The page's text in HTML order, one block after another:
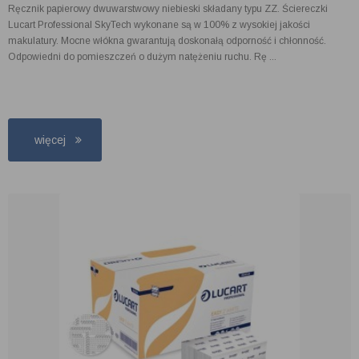
Ręcznik papierowy dwuwarstwowy niebieski składany typu ZZ. Ściereczki
Lucart Professional SkyTech wykonane są w 100% z wysokiej jakości
makulatury. Mocne włókna gwarantują doskonałą odporność i chłonność.
Odpowiedni do pomieszczeń o dużym natężeniu ruchu. Rę ...
więcej